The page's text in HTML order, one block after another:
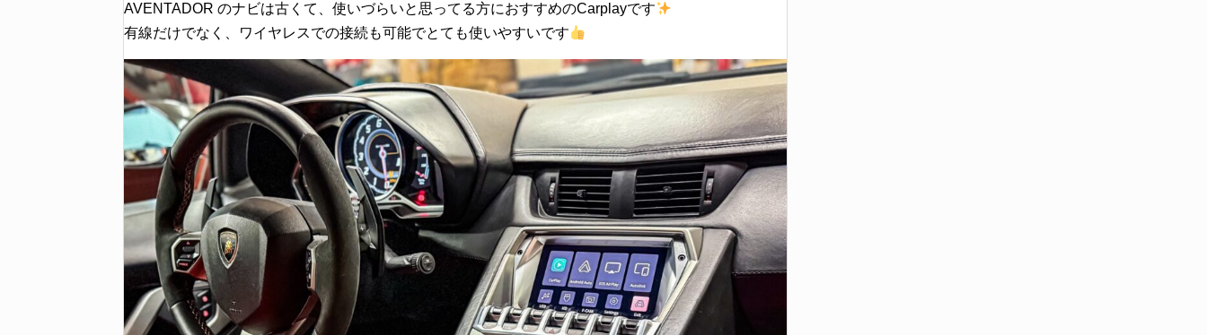
AVENTADOR のナビは古くて、使いづらいと思ってる方におすすめのCarplayです
有線だけでなく、ワイヤレスでの接続も可能でとても使いやすいです